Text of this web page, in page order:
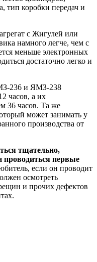
тщательно,
первые
если он проводит
осмотреть
и прочих дефектов
и
руками, следует
устройства.
гидравлическим
(№60 или №100).